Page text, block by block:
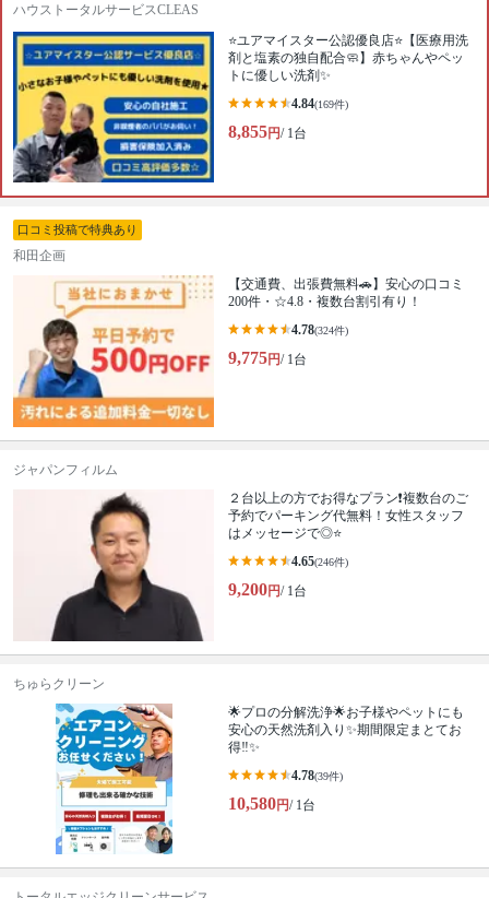
ハウストータルサービスCLEAS
⭐️ユアマイスター公認優良店⭐️【医療用洗
剤と塩素の独自配合🧼】赤ちゃんやペッ
トに優しい洗剤✨
4.84(169件)
8,855円/ 1台
口コミ投稿で特典あり
和田企画
【交通費、出張費無料🚗】安心の口コミ
200件・☆4.8・複数台割引有り！
4.78(324件)
9,775円/ 1台
ジャパンフィルム
２台以上の方でお得なプラン❗️複数台のご
予約でパーキング代無料！女性スタッフ
はメッセージで◎⭐️
4.65(246件)
9,200円/ 1台
ちゅらクリーン
🌟プロの分解洗浄🌟お子様やペットにも
安心の天然洗剤入り✨期間限定まとてお
得‼️✨
4.78(39件)
10,580円/ 1台